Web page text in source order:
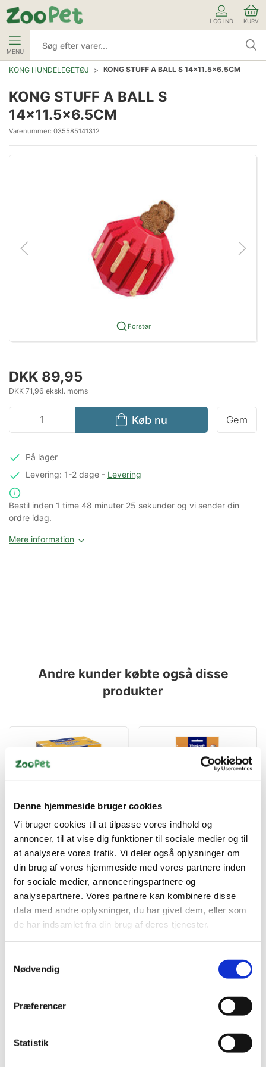
Denne hjemmeside bruger cookies
Vi bruger cookies til at tilpasse vores indhold og
annoncer, til at vise dig funktioner til sociale medier og til
at analysere vores trafik. Vi deler også oplysninger om
din brug af vores hjemmeside med vores partnere inden
for sociale medier, annonceringspartnere og
analysepartnere. Vores partnere kan kombinere disse
data med andre oplysninger, du har givet dem, eller som
de har indsamlet fra din brug af deres tjenester.
Nødvendig
Præferencer
Statistik
LOG IND KURV
MENU
KONG HUNDELEGETØJ KONG STUFF A BALL S 14x11.5x6.5CM
KONG STUFF A BALL S
14x11.5x6.5CM
Varenummer: 035585141312
Forstør
DKK 89,95
DKK 71,96 ekskl. moms
Køb nu Gem
På lager
Levering: 1-2 dage- Levering
Bestil inden 1 time 48 minuter 25 sekunder og vi sender din
ordre idag.
Mere information
Andre kunder købte også disse
produkter
4008239267382
Vitakraft Dental 3in1 720
g tyggepinde til hunde
+10 kg – tandrensende
snacks (sukkerfri)
DKK 69,95
DKK 55,96 ekskl. moms
Køb nu
4008239288080
Treaties Bits Kylling
Vitakraft
DKK 29,95
DKK 23,96 ekskl. moms
Køb nu
På lager